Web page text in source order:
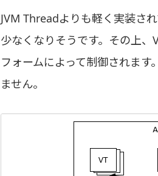
JVM Threadよりも軽く実装さ
少なくなりそうです。その上
フォームによって制御されま
ません。